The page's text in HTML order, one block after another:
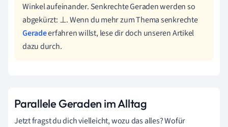
Winkel aufeinander. Senkrechte Geraden werden so
abgekürzt: ⊥. Wenn du mehr zum Thema senkrechte
Geradeerfahren willst, lese dir doch unseren Artikel
dazu durch.
Parallele Geraden im Alltag
Jetzt fragst du dich vielleicht, wozu das alles? Wofür